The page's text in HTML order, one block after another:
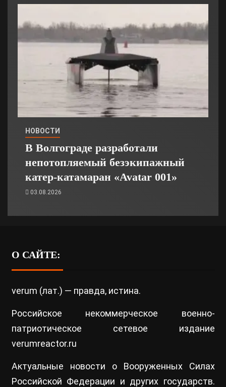
НОВОСТИ
В Волгограде разработали
непотопляемый безэкипажный
катер-катамаран «Avatar 001»
03.08.2026
О САЙТЕ:
verum (лат.) — правда, истина.
Российское некоммерческое военно-
патриотическое сетевое издание
verumreactor.ru
Актуальные новости о Вооруженных Силах
Российской Федерации и других государств.